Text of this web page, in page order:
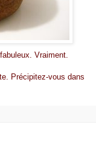
Vraiment.
Précipitez-vous dans